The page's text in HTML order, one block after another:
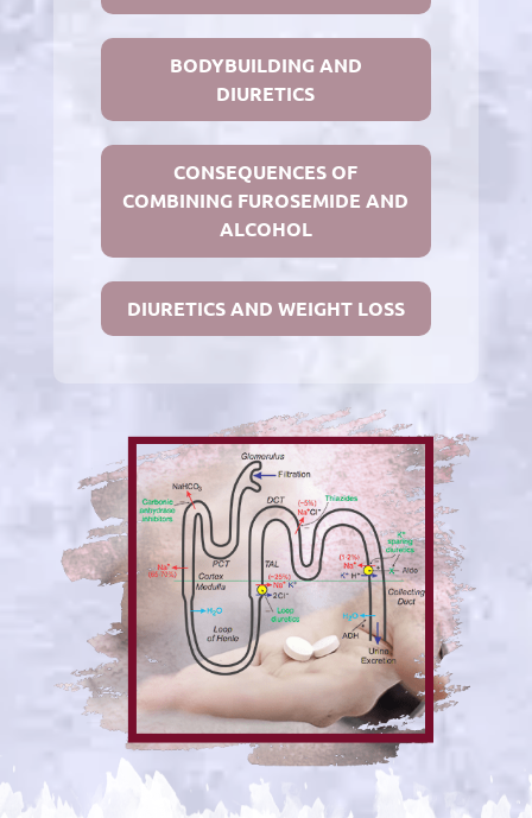
BODYBUILDING AND
DIURETICS
CONSEQUENCES OF
COMBINING FUROSEMIDE AND
ALCOHOL
DIURETICS AND WEIGHT LOSS